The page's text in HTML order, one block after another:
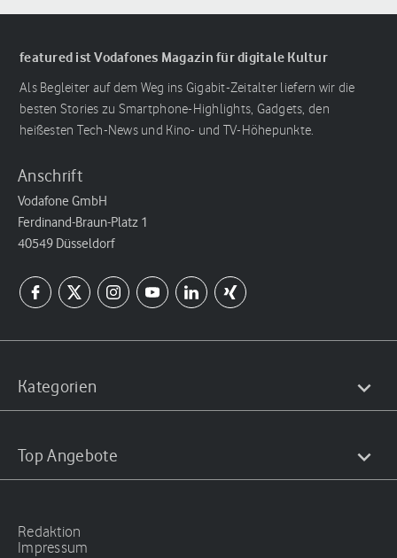
featured ist Vodafones Magazin für digitale Kultur
Als Begleiter auf dem Weg ins Gigabit-Zeitalter liefern wir die
besten Stories zu Smartphone-Highlights, Gadgets, den
heißesten Tech-News und Kino- und TV-Höhepunkte.
Anschrift
Vodafone GmbH
Ferdinand-Braun-Platz 1
40549 Düsseldorf
Kategorien
Top Angebote
Redaktion
Impressum